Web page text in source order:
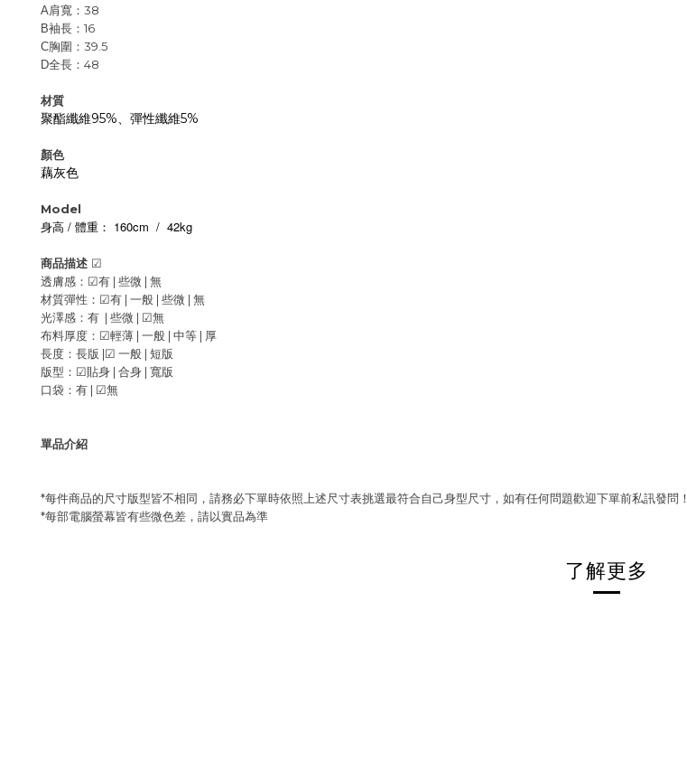
A肩寬：38
B袖長：16
C胸圍：39.5
D全長：48
材質
聚酯纖維95%、彈性纖維5%
顏色
藕灰色
Model
身高 / 體重： 160cm / 42kg
商品描述 ☑
透膚感： ☑有 | 些微 | 無
材質彈性： ☑有 | 一般 | 些微 | 無
光澤感：有 | 些微 | ☑無
布料厚度： ☑輕薄 | 一般 | 中等 | 厚
長度：長版 |☑ 一般 | 短版
版型： ☑貼身 | 合身 | 寬版
口袋：有 | ☑無
單品介紹
*每件商品的尺寸版型皆不相同，請務必下單時依照上述尺寸表挑選最符合自己身型尺寸，如有任何問題歡迎下單前私訊發問！
*每部電腦螢幕皆有些微色差，請以實品為準
了解更多